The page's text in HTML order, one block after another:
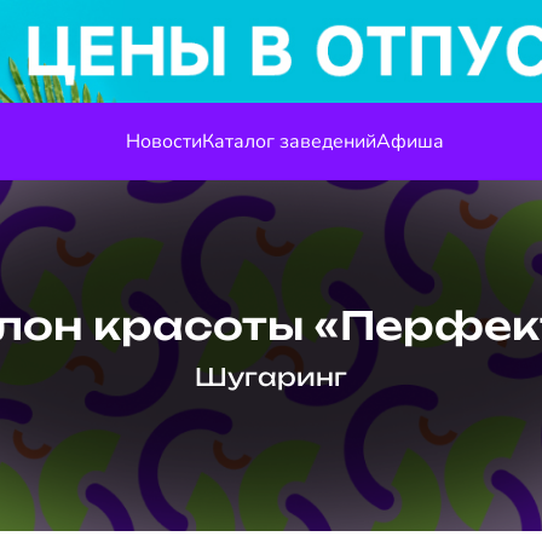
НовостиКаталог заведенийАфиша
красоты
Шугаринг